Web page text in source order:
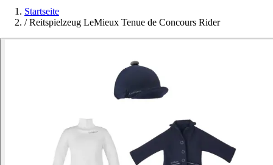
Startseite
/ Reitspielzeug LeMieux Tenue de Concours Rider